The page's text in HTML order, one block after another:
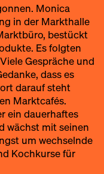
Monica
in der Markthalle
bestückt
Es folgten
Gespräche und
dass es
darauf steht
Marktcafés.
ein dauerhaftes
wächst mit seinen
um wechselnde
Kochkurse für